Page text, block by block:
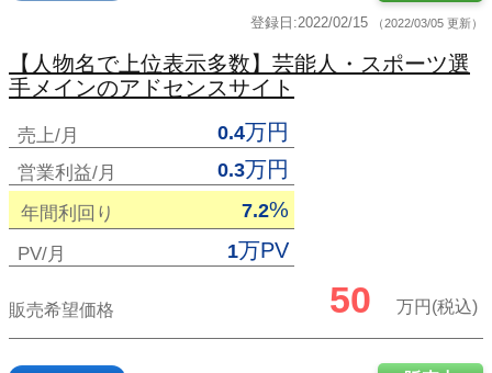
登録日:2022/02/15 （2022/03/05 更新）
【人物名で上位表示多数】芸能人・スポーツ選
手メインのアドセンスサイト
売上/月 0.4万円
営業利益/月 0.3万円
年間利回り 7.2%
PV/月 1万PV
販売希望価格 50 万円(税込)